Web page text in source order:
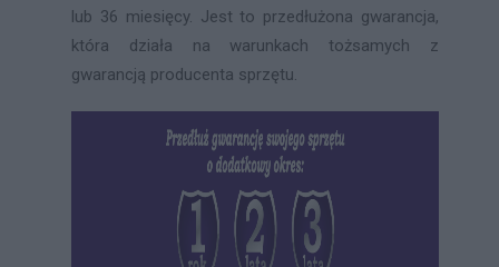
lub 36 miesięcy. Jest to przedłużona gwarancja,
która działa na warunkach tożsamych z
gwarancją producenta sprzętu.